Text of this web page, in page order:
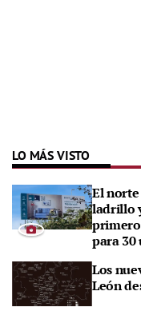
LO MÁS VISTO
El norte
ladrillo
para
Los
León